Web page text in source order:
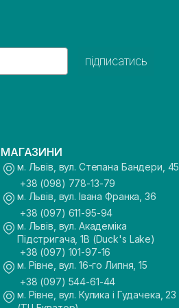
підписатись
МАГАЗИНИ
м. Львів, вул. Степана Бандери, 45
+38 (098) 778-13-79
м. Львів, вул. Івана Франка, 36
+38 (097) 611-95-94
м. Львів, вул. Академіка
Підстригача, 1В (Duck's Lake)
+38 (097) 101-97-16
м. Рівне, вул. 16-го Липня, 15
+38 (097) 544-61-44
м. Рівне, вул. Кулика і Гудачека, 23